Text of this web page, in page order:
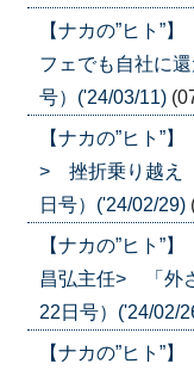
【ナカの”ヒト
フェでも自社に
号）('24/03/11)
【ナカの”ヒト”
> 挫折乗り越え
日号）('24/02/29)
【ナカの”ヒト
昌弘主任> 「外
22日号）('24/02/
【ナカの”ヒト